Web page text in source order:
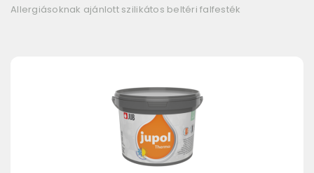
Allergiásoknak ajánlott szilikátos beltéri falfesték